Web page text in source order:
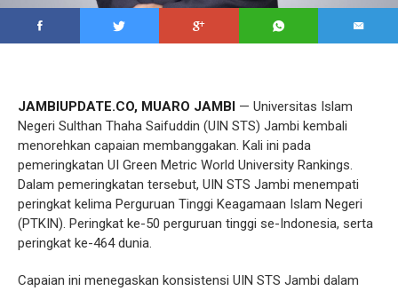
JAMBIUPDATE.CO, MUARO JAMBI — Universitas Islam
Negeri Sulthan Thaha Saifuddin (UIN STS) Jambi kembali
menorehkan capaian membanggakan. Kali ini pada
pemeringkatan UI Green Metric World University Rankings.
Dalam pemeringkatan tersebut, UIN STS Jambi menempati
peringkat kelima Perguruan Tinggi Keagamaan Islam Negeri
(PTKIN). Peringkat ke-50 perguruan tinggi se-Indonesia, serta
peringkat ke-464 dunia.
Capaian ini menegaskan konsistensi UIN STS Jambi dalam